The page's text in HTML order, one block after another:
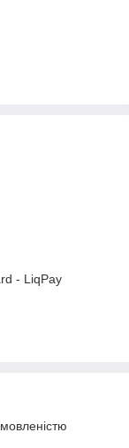
- LiqPay